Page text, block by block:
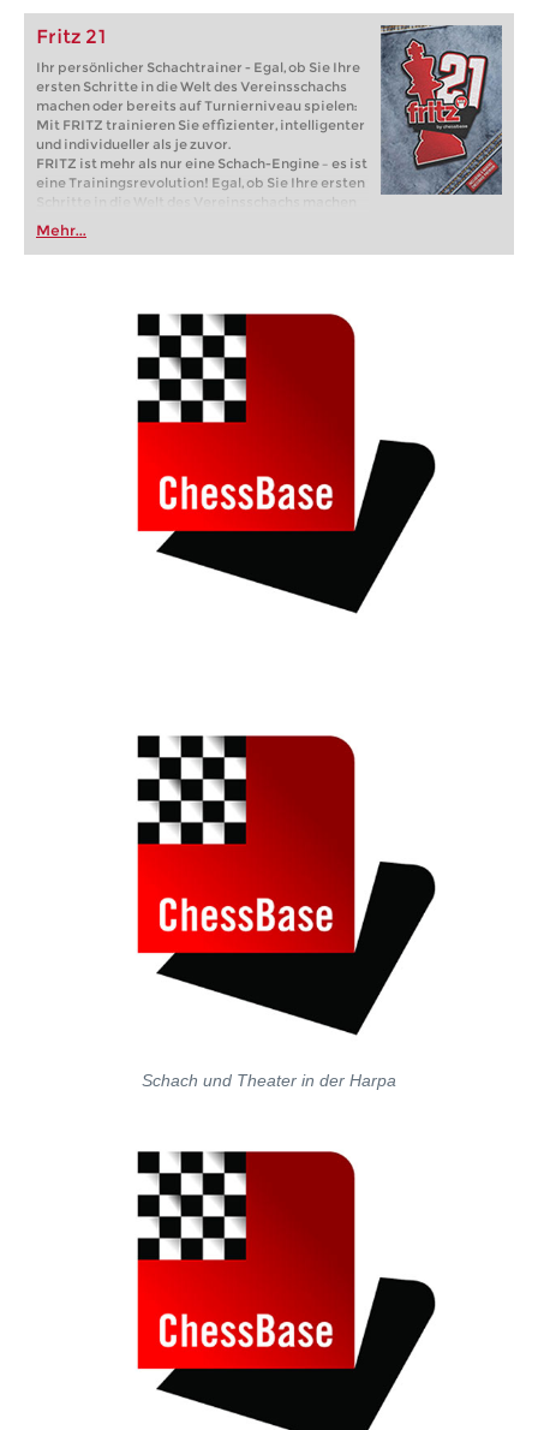
Fritz 21
Ihr persönlicher Schachtrainer - Egal, ob Sie Ihre
ersten Schritte in die Welt des Vereinsschachs
machen oder bereits auf Turnierniveau spielen:
Mit FRITZ trainieren Sie effizienter, intelligenter
und individueller als je zuvor.
FRITZ ist mehr als nur eine Schach-Engine – es ist
eine Trainingsrevolution! Egal, ob Sie Ihre ersten
Schritte in die Welt des Vereinsschachs machen
oder bereits auf Turnierniveau spielen: Mit
FRITZ trainieren Sie effizienter, intelligenter und
individueller als je zuvor.
Mehr...
Schach und Theater in der Harpa